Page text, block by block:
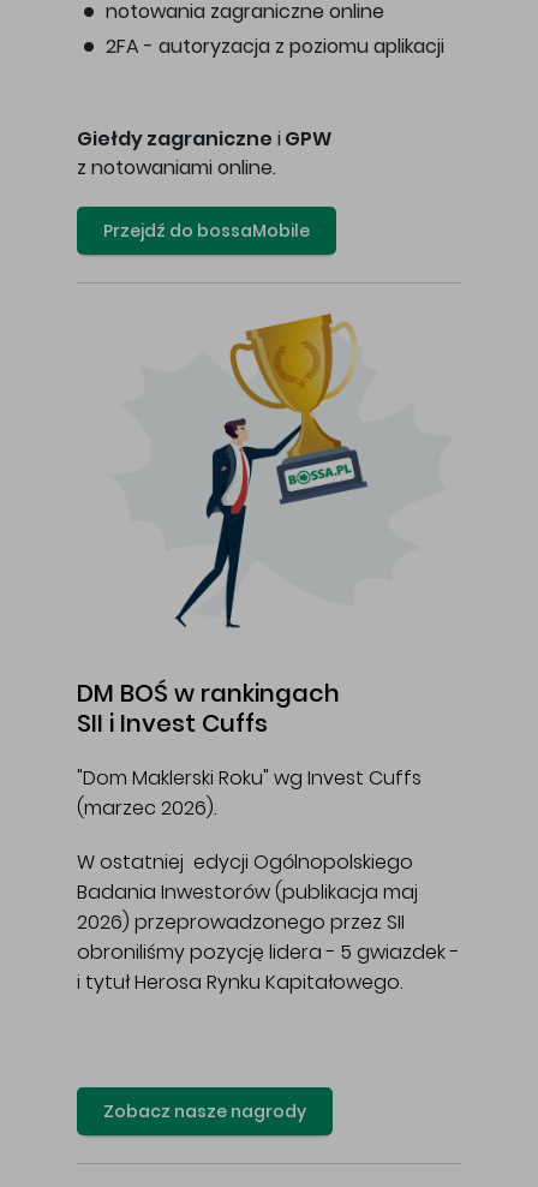
notowania zagraniczne online
2FA - autoryzacja z poziomu aplikacji
Giełdy zagraniczne i GPW
z notowaniami online.
Przejdź do bossaMobile
DM BOŚ w rankingach
SII i Invest Cuffs
"Dom Maklerski Roku" wg Invest Cuffs
(marzec 2026).
W ostatniej edycji Ogólnopolskiego
Badania Inwestorów (publikacja maj
2026) przeprowadzonego przez SII
obroniliśmy pozycję lidera - 5 gwiazdek -
i tytuł Herosa Rynku Kapitałowego.
Zobacz nasze nagrody